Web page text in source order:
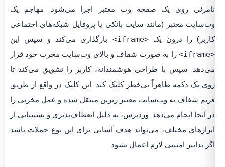
روی یک صفحه وب معتبر اجرا می‌شود. مهاجم یک
معتبر (مانند سایت بانکی یا پروفایل شبکه‌های اجتماعی
را درون یک
<iframe>
بارگذاری می‌کند و سپس این
را به صورت شفاف و بالای وب‌سایت مخرب خود قرار
سپس با طراحی هوشمندانه، کاربر را تشویق می‌کند تا
یک دکمه ظاهراً بی‌خطر کلیک کند. این کلیک در واقع از طریق
شفاف به وب‌سایت معتبر زیرین منتقل شده و عمل مخربی را
آنجا انجام می‌دهد. وردپرس، به دلیل انعطاف‌پذیری و پشتیبانی از
مختلف، می‌تواند هدف آسانی برای این نوع حملات باشد
تدابیر امنیتی لازم اعمال نشود.